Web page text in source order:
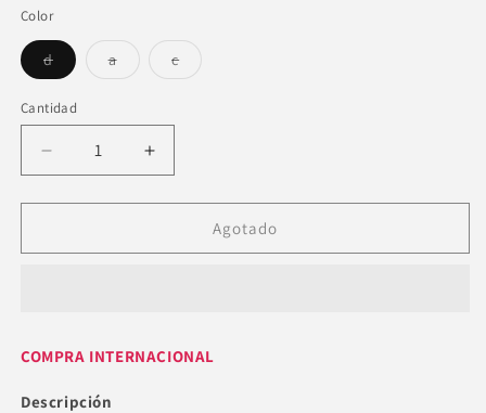
Color
dVariante
agotada
no
disponible
aVariante
agotada
cVariante
agotada
Cantidad
Reducir
cantidad
para
divertido
para
Aumentar
cantidad
para
Juguete
divertido
para
Agotado
COMPRA INTERNACIONAL
Descripción